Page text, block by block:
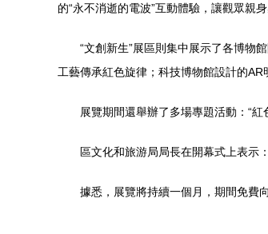
的“永不消逝的電波”互動體驗，讓觀眾親
“文創新生”展區則集中展示了各博物
工藝傳承紅色旋律；科技博物館設計的AR
展覽期間還舉辦了多場專題活動：“
區文化和旅游局局長在開幕式上表示
據悉，展覽將持續一個月，期間免費